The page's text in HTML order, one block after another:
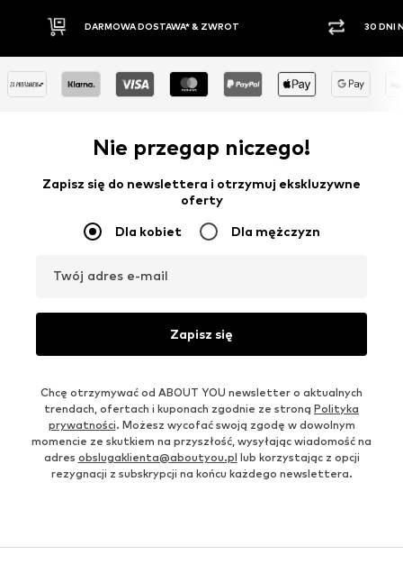
DARMOWA DOSTAWA* & ZWROT 30 DNI
Nie przegap niczego!
Zapisz się do newslettera i otrzymuj ekskluzywne
oferty
Dla kobiet Dla mężczyzn
Twój adres e-mail
Zapisz się
Chcę otrzymywać od ABOUT YOU newsletter o aktualnych
trendach, ofertach i kuponach zgodnie ze stroną Polityka
prywatności. Możesz wycofać swoją zgodę w dowolnym
momencie ze skutkiem na przyszłość, wysyłając wiadomość na
adres obslugaklienta@aboutyou.pl lub korzystając z opcji
rezygnacji z subskrypcji na końcu każdego newslettera.